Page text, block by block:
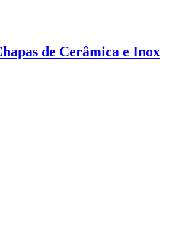
de Cerâmica e Inox